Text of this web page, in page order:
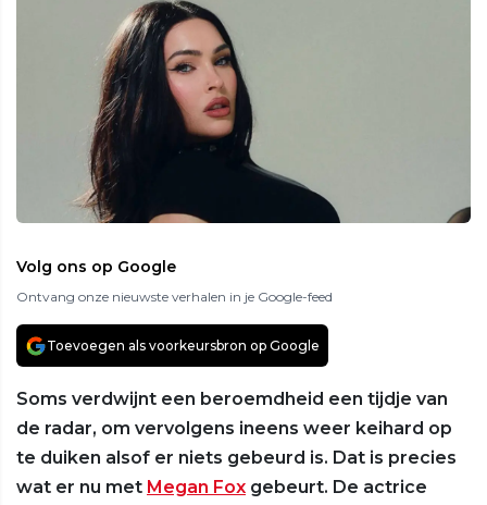
Volg ons op Google
Ontvang onze nieuwste verhalen in je Google-feed
Toevoegen als voorkeursbron op Google
Soms verdwijnt een beroemdheid een tijdje van
de radar, om vervolgens ineens weer keihard op
te duiken alsof er niets gebeurd is. Dat is precies
wat er nu met Megan Fox gebeurt. De actrice